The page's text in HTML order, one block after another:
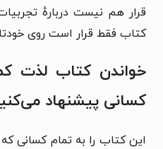
قرار هم نیست دربارهٔ
کتاب فقط قرار است روی
خواندن کتاب لذت
کسانی پیشنهاد
این کتاب را به تمام کسانی